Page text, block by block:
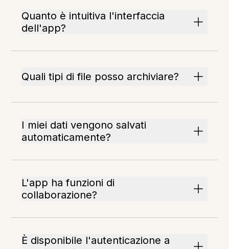
Quanto è intuitiva l'interfaccia
dell'app?
Quali tipi di file posso archiviare?
I miei dati vengono salvati
automaticamente?
L'app ha funzioni di
collaborazione?
È disponibile l'autenticazione a